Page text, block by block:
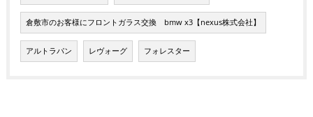
倉敷市のお客様にフロントガラス交換 bmw x3【nexus株式会社】
アルトラパン レヴォーグ フォレスター